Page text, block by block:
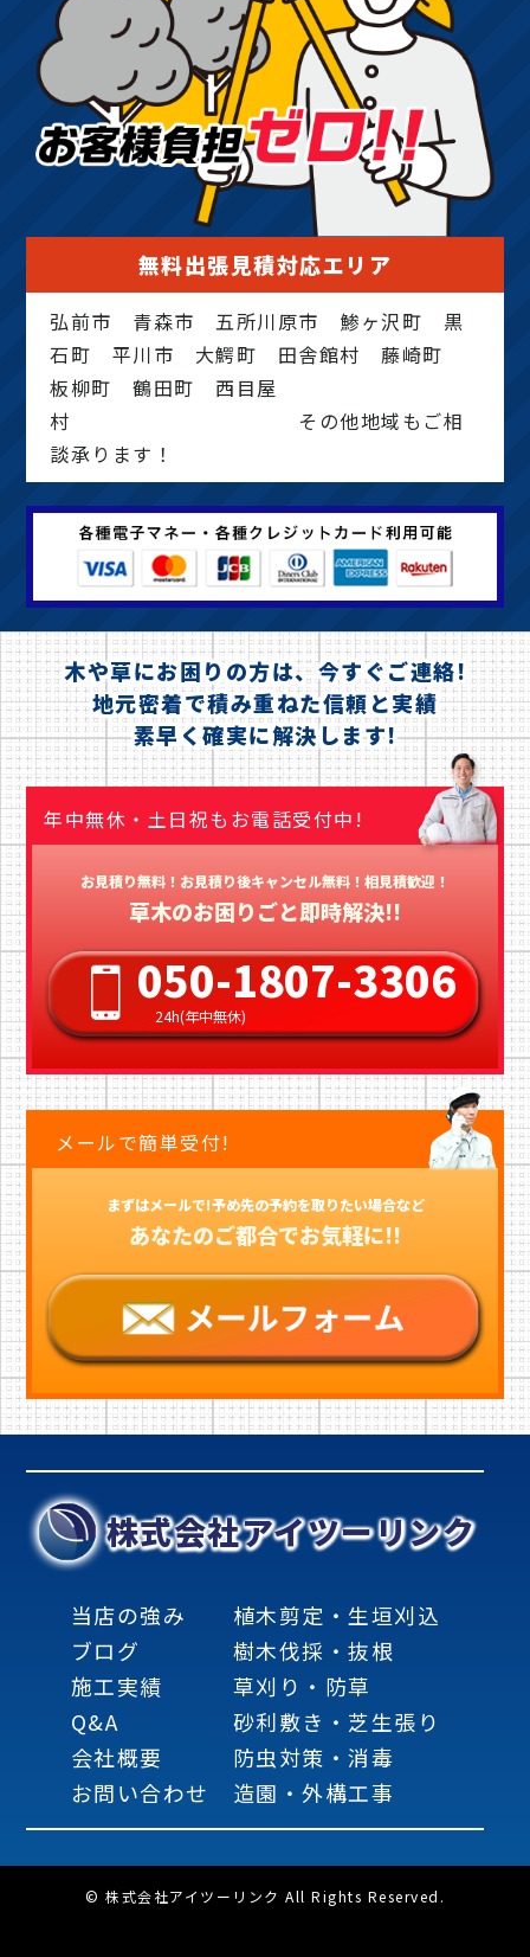
無料出張見積対応エリア
弘前市 青森市 五所川原市 鯵ヶ沢町 黒
石町 平川市 大鰐町 田舎館村 藤崎町
板柳町 鶴田町 西目屋
村 その他地域もご相
談承ります！
木や草にお困りの方は、今すぐご連絡!
地元密着で積み重ねた信頼と実績
素早く確実に解決します!
年中無休・土日祝もお電話受付中!
お見積り無料！お見積り後キャンセル無料！相見積歓迎！
草木のお困りごと即時解決!!
050-1807-3306
24h(年中無休)
メールで簡単受付!
まずはメールで!予め先の予約を取りたい場合など
あなたのご都合でお気軽に!!
株式会社アイツーリンク
当店の強み
ブログ
施工実績
Q&A
会社概要
お問い合わせ
植木剪定・生垣刈込
樹木伐採・抜根
草刈り・防草
砂利敷き・芝生張り
防虫対策・消毒
造園・外構工事
© 株式会社アイツーリンク All Rights Reserved.